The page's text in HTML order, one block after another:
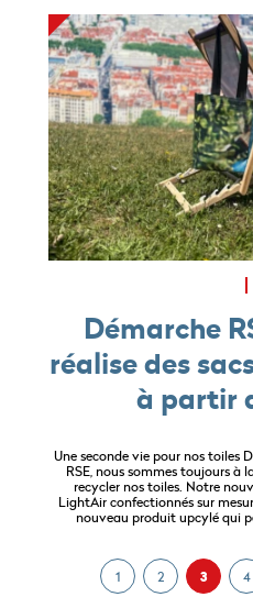
Démarche
réalise des
à partir
Une seconde vie pour nos toiles
RSE, nous sommes toujours à
recycler nos toiles. Notre
LightAir confectionnés sur
nouveau produit upcylé qui
1 2 3 4